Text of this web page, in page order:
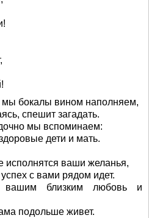
мы бокалы вином наполняем,
спешит загадать.
мы вспоминаем:
дети и мать.
исполнятся ваши желанья,
с вами рядом идет.
вашим близким любовь и
подольше живет.